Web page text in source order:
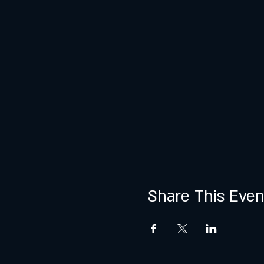
Share This